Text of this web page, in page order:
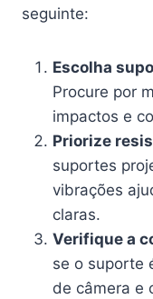
seguinte:
Escolha
Procure por
impactos e
Priorize
suportes
vibrações
claras.
Verifique a
se o suporte
de câmera e